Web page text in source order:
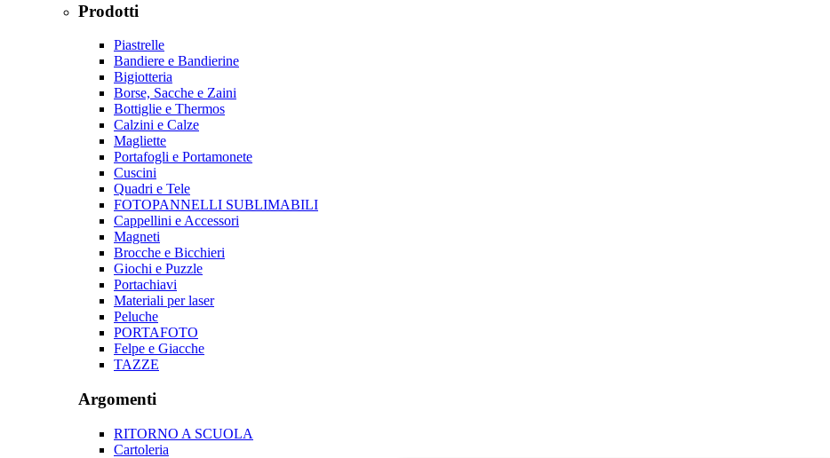
Prodotti
Piastrelle
Bandiere e Bandierine
Bigiotteria
Borse, Sacche e Zaini
Bottiglie e Thermos
Calzini e Calze
Magliette
Portafogli e Portamonete
Cuscini
Quadri e Tele
FOTOPANNELLI SUBLIMABILI
Cappellini e Accessori
Magneti
Brocche e Bicchieri
Giochi e Puzzle
Portachiavi
Materiali per laser
Peluche
PORTAFOTO
Felpe e Giacche
TAZZE
Argomenti
RITORNO A SCUOLA
Cartoleria